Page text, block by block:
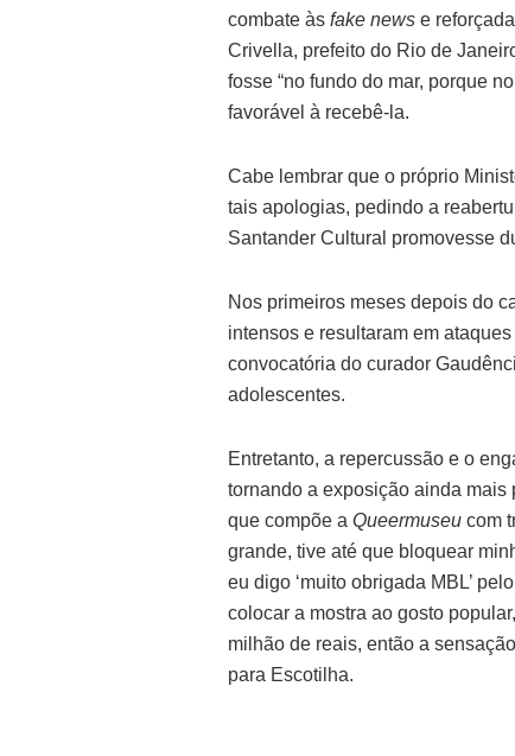
combate às fake news e
Crivella, prefeito do Rio de
fosse “no fundo do mar, porque
favorável à recebê-la.
Cabe lembrar que o próprio
tais apologias, pedindo a
Santander Cultural promovesse
Nos primeiros meses depois do
intensos e resultaram em
convocatória do curador
adolescentes.
Entretanto, a repercussão e o
tornando a exposição ainda mais
que compõe a Queermuseu com
grande, tive até que bloquear
eu digo ‘muito obrigada MBL’
colocar a mostra ao gosto
milhão de reais, então a
para Escotilha.